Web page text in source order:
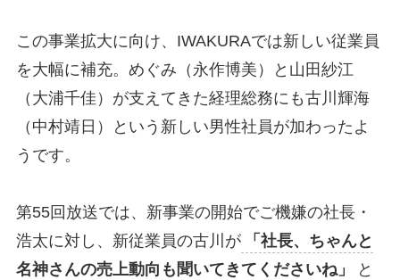
この事業拡大に向け、IWAKURAでは新しい従業員
を大幅に補充。めぐみ（永作博美）と山田紗江
（大浦千佳）が支えてきた経理総務にも古川輝海
（中村靖日）という新しい男性社員が加わったよ
うです。
第55回放送では、新事業の開始でご機嫌の社長・
浩太に対し、新従業員の古川が
「社長、ちゃんと
名神さんの売上動向も聞いてきてくださいね」
と